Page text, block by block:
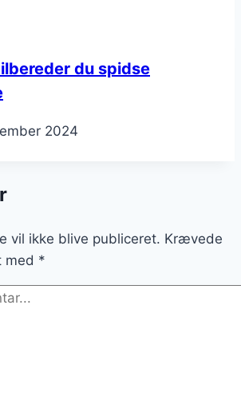
du spidse
2024
vil ikke blive publiceret. Krævede
med *